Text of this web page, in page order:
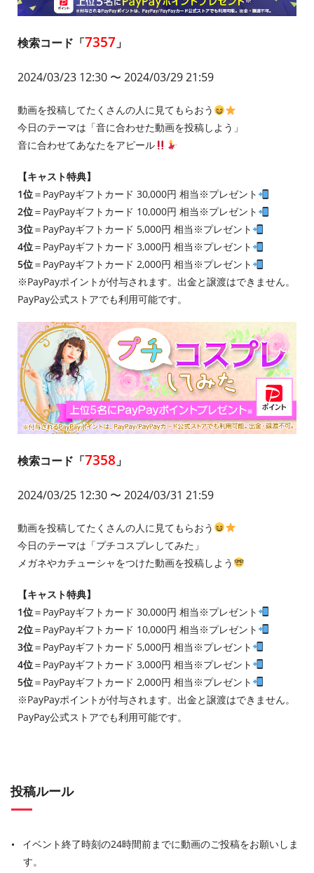
検索コード「7357 」
2024/03/23 12:30 〜 2024/03/29 21:59
動画を投稿してたくさんの人に見てもらおう
今日のテーマは「音に合わせた動画を投稿しよう」
音に合わせてあなたをアピール
【キャスト特典】
1位＝PayPayギフトカード 30,000円 相当※プレゼント
2位＝PayPayギフトカード 10,000円 相当※プレゼント
3位＝PayPayギフトカード 5,000円 相当※プレゼント
4位＝PayPayギフトカード 3,000円 相当※プレゼント
5位＝PayPayギフトカード 2,000円 相当※プレゼント
※PayPayポイントが付与されます。出金と譲渡はできません。
PayPay公式ストアでも利用可能です。
検索コード「7358 」
2024/03/25 12:30 〜 2024/03/31 21:59
動画を投稿してたくさんの人に見てもらおう
今日のテーマは「プチコスプレしてみた」
メガネやカチューシャをつけた動画を投稿しよう
【キャスト特典】
1位＝PayPayギフトカード 30,000円 相当※プレゼント
2位＝PayPayギフトカード 10,000円 相当※プレゼント
3位＝PayPayギフトカード 5,000円 相当※プレゼント
4位＝PayPayギフトカード 3,000円 相当※プレゼント
5位＝PayPayギフトカード 2,000円 相当※プレゼント
※PayPayポイントが付与されます。出金と譲渡はできません。
PayPay公式ストアでも利用可能です。
投稿ルール
イベント終了時刻の24時間前までに動画のご投稿をお願いしま
す。